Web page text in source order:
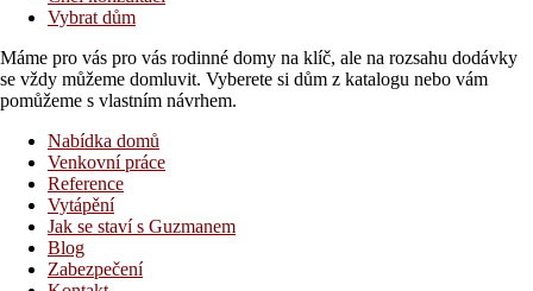
Vybrat dům
Máme pro vás pro vás rodinné domy na klíč, ale na rozsahu dodávky
se vždy můžeme domluvit. Vyberete si dům z katalogu nebo vám
pomůžeme s vlastním návrhem.
Nabídka domů
Venkovní práce
Reference
Vytápění
Jak se staví s Guzmanem
Blog
Zabezpečení